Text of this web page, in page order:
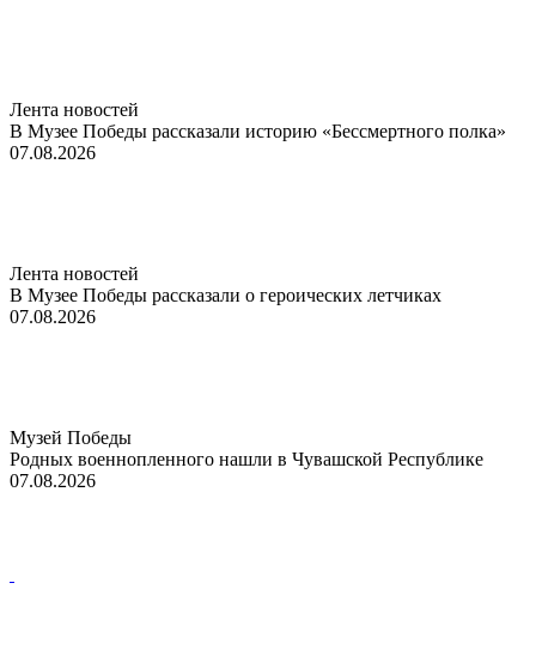
Лента новостей
В Музее Победы рассказали историю «Бессмертного полка»
07.08.2026
Лента новостей
В Музее Победы рассказали о героических летчиках
07.08.2026
Музей Победы
Родных военнопленного нашли в Чувашской Республике
07.08.2026